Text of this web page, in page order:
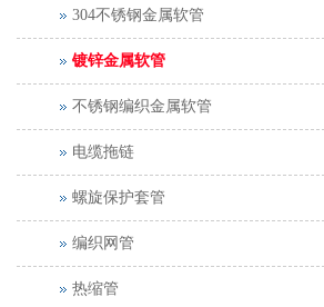
304不锈钢金属软管
镀锌金属软管
不锈钢编织金属软管
电缆拖链
螺旋保护套管
编织网管
热缩管